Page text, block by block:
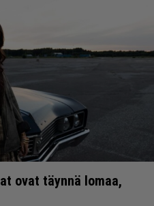
ovat täynnä lomaa,